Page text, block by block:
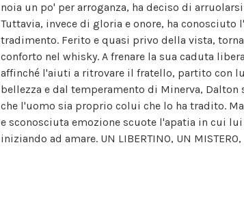
noia un po' per arroganza, ha deciso di
Tuttavia, invece di gloria e onore, ha
tradimento. Ferito e quasi privo della vista,
conforto nel whisky. A frenare la sua caduta
affinché l'aiuti a ritrovare il fratello, partito con
bellezza e dal temperamento di Minerva,
che l'uomo sia proprio colui che lo ha tradito.
e sconosciuta emozione scuote l'apatia in cui
iniziando ad amare. UN LIBERTINO, UN MISTERO,